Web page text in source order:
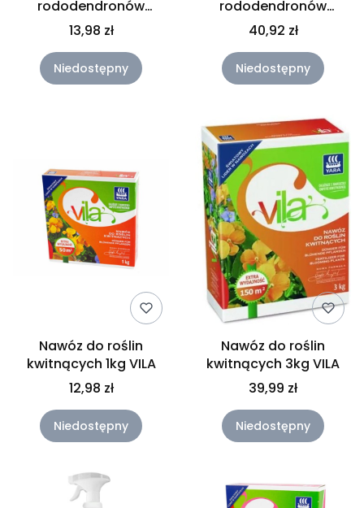
rododendronów
hortensji wrzosów 1kg
13,98 zł
Niedostępny
rododendronów
hortensji wrzosów 3KG
VILA
40,92 zł
Niedostępny
Nawóz do roślin
kwitnących 1kg VILA
12,98 zł
Niedostępny
Nawóz do roślin
kwitnących 3kg VILA
39,99 zł
Niedostępny